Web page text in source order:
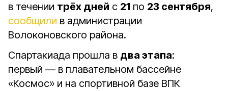
в течении трёх дней с 21 по 23 сентября,
сообщили в администрации
Волоконовского района.
Спартакиада прошла в два этапа:
первый — в плавательном бассейне
«Космос» и на спортивной базе ВПК